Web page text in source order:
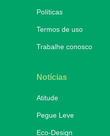
Políticas
Termos de uso
Trabalhe conosco
Notícias
Atitude
Pegue Leve
Eco-Design